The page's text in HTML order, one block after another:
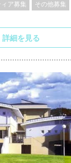
ア募集 その他募集
詳細を見る